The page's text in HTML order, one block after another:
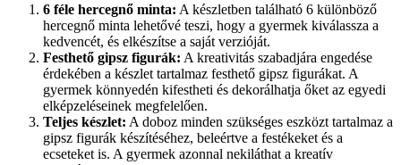
6 féle hercegnő minta: A készletben található 6 különböző
hercegnő minta lehetővé teszi, hogy a gyermek kiválassza a
kedvencét, és elkészítse a saját verzióját.
Festhető gipsz figurák: A kreativitás szabadjára engedése
érdekében a készlet tartalmaz festhető gipsz figurákat. A
gyermek könnyedén kifestheti és dekorálhatja őket az egyedi
elképzeléseinek megfelelően.
Teljes készlet: A doboz minden szükséges eszközt tartalmaz a
gipsz figurák készítéséhez, beleértve a festékeket és a
ecseteket is. A gyermek azonnal nekiláthat a kreatív